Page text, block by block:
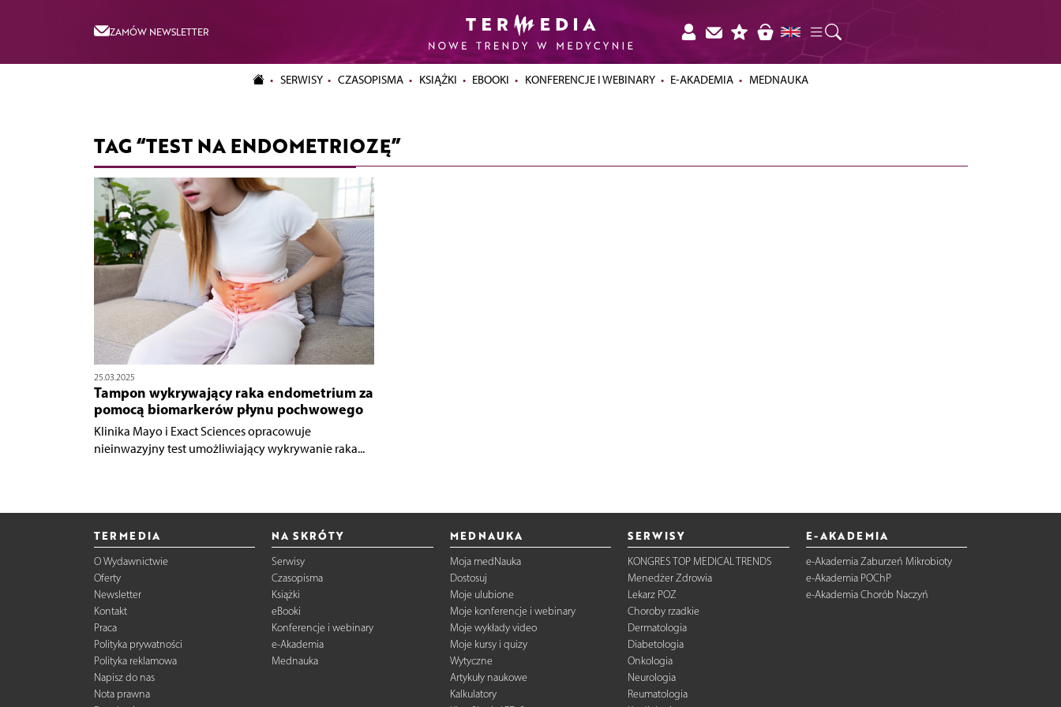
ZAMÓW NEWSLETTER
SERWISY CZASOPISMA KSIĄŻKI EBOOKI KONFERENCJE I WEBINARY E-AKADEMIA MEDNAUKA
TAG “TEST NA ENDOMETRIOZĘ”
25.03.2025
Tampon wykrywający raka endometrium za
pomocą biomarkerów płynu pochwowego
Klinika Mayo i Exact Sciences opracowuje
nieinwazyjny test umożliwiający wykrywanie raka...
TERMEDIA
O Wydawnictwie
Oferty
Newsletter
Kontakt
Praca
Polityka prywatności
Polityka reklamowa
Napisz do nas
Nota prawna
NA SKRÓTY
Serwisy
Czasopisma
Książki
eBooki
Konferencje i webinary
e-Akademia
Mednauka
MEDNAUKA
Moja medNauka
Dostosuj
Moje ulubione
Moje konferencje i webinary
Moje wykłady video
Moje kursy i quizy
Wytyczne
Artykuły naukowe
Kalkulatory
SERWISY
KONGRES TOP MEDICAL TRENDS
Menedżer Zdrowia
Lekarz POZ
Choroby rzadkie
Dermatologia
Diabetologia
Onkologia
Neurologia
Reumatologia
E-AKADEMIA
e-Akademia Zaburzeń Mikrobioty
e-Akademia POChP
e-Akademia Chorób Naczyń